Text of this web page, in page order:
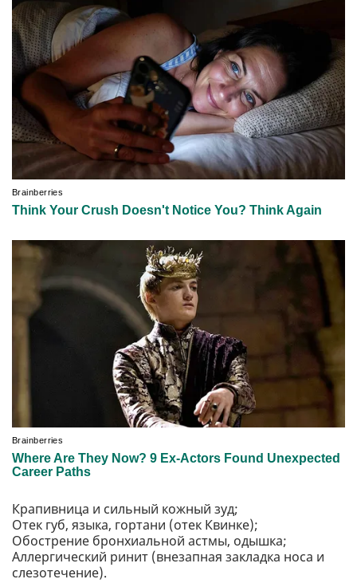
Крапивница и сильный кожный зуд;
Отек губ, языка, гортани (отек Квинке);
Обострение бронхиальной астмы, одышка;
Аллергический ринит (внезапная закладка носа и
слезотечение).